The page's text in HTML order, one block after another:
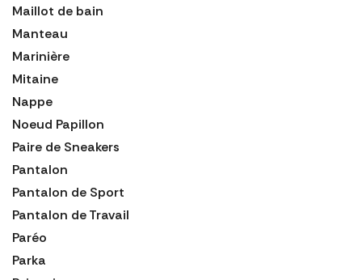
Maillot de bain
Manteau
Marinière
Mitaine
Nappe
Noeud Papillon
Paire de Sneakers
Pantalon
Pantalon de Sport
Pantalon de Travail
Paréo
Parka